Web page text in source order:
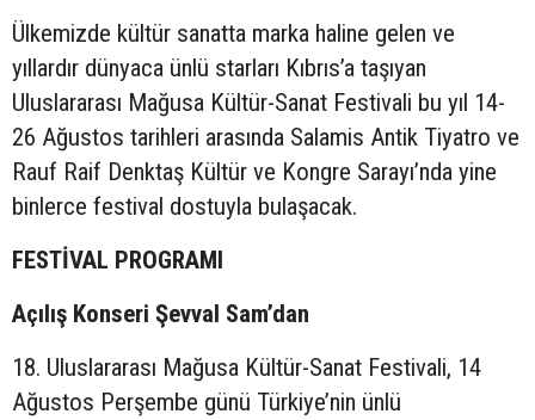
Ülkemizde kültür sanatta marka haline gelen ve
yıllardır dünyaca ünlü starları Kıbrıs’a taşıyan
Uluslararası Mağusa Kültür-Sanat Festivali bu yıl 14-
26 Ağustos tarihleri arasında Salamis Antik Tiyatro ve
Rauf Raif Denktaş Kültür ve Kongre Sarayı’nda yine
binlerce festival dostuyla bulaşacak.
FESTİVAL PROGRAMI
Açılış Konseri Şevval Sam’dan
18. Uluslararası Mağusa Kültür-Sanat Festivali, 14
Ağustos Perşembe günü Türkiye’nin ünlü